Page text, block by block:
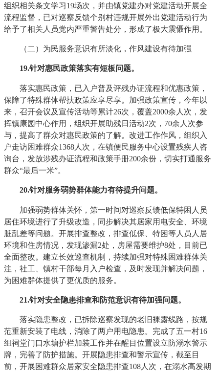
组织相关条文学习19场次，并由镇党建办对党建活动开展全
流程监督，已对巡察反馈个别村违规开展外出党建活动行为
给予了相关人员党内严重警告处分，形成了极大震慑作用。
（二）为民服务意识有所淡化，作风建设有待加强
19.针对惠民政策落实有短板问题。
落实惠民政策，已入户普及评残办证流程和优惠政策，
保障了特殊群体帮扶政策应享尽享。加强政策宣传，今年以
来，召开会议及宣传活动等累计26次，覆盖2000余人次，发
挥镇康园中心作用，组织开展助残日活动2次，70余人次参
与，提高了群众对惠民政策的了解。改进工作作风，组织入
户走访困难群众1368人次，在镇便民服务中心设置残疾人咨
询台，发放涉残办证流程和政策手册200余份，切实打通服务
群众“最后一米”。
20.针对服务弱势群体能力有待提升问题。
加强弱势群体关怀，第一时间对巡察反馈低保特困人员
居住环境进行了升级改造，同步解决其居家用电安全、环境
脏乱差等问题。开展排查整改，排查低保、特困等人员人居
环境和住房情况，发现渗漏2处，房屋需要维护8处，目前已
全面整改。建立长效巡查机制，持续加强对特殊困难群体关
注，社工、镇村干部每月入户检查，及时发现并解决问题，
为困难群体提供了更优质的服务。
21.针对安全隐患排查和防范意识有待加强问题。
落实隐患整改，已拆除巡察发现的老旧裸露线路，按规
范重新安装了电线，消除了两户用电隐患。完成了五一村16
组祠堂门口水塘护栏加装工作并在醒目位置设立防溺水警示
牌，完善了防护措施。开展隐患排查和警示宣传，截至目
前，开展困难群众居家安全隐患排查108人次，在溺水高发期